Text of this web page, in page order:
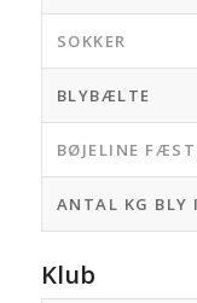
SOKKER
BLYBÆLTE
BØJELINE
ANTAL KG BLY
Klub